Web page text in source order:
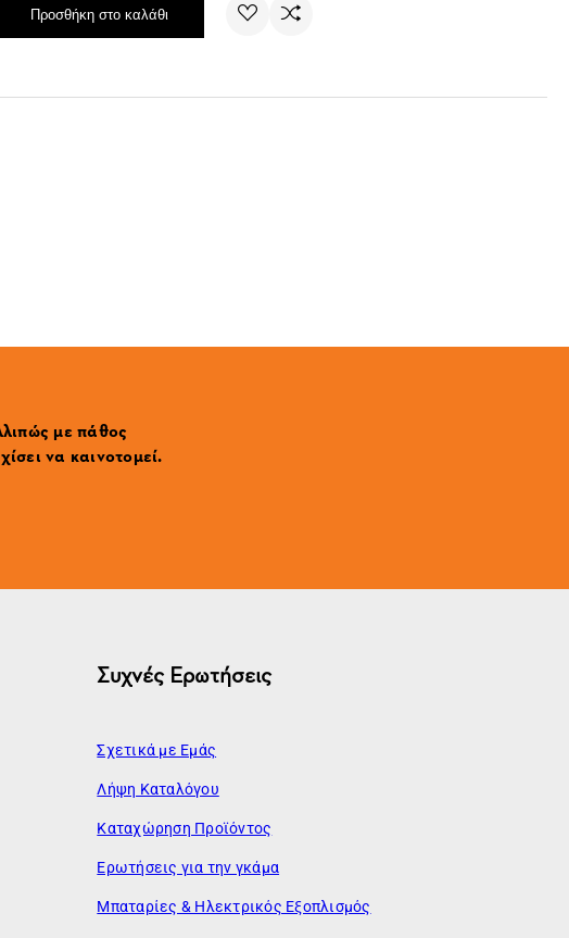
Προσθήκη στο καλάθι
με πάθος
να καινοτομεί.
Συχνές Ερωτήσεις
Σχετικά με Εμάς
Λήψη Καταλόγου
Καταχώρηση Προϊόντος
Ερωτήσεις για την γκάμα
Μπαταρίες & Ηλεκτρικός Εξοπλισμός